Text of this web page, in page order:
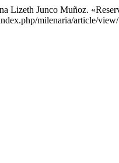
Lizeth Junco Muñoz.
milenaria/article/